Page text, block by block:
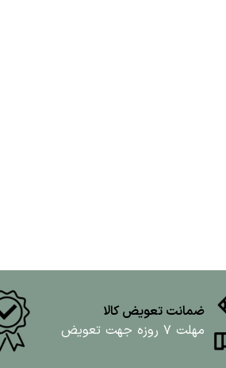
ضمانت تعویض کالا
مهلت ۷ روزه جهت تعویض